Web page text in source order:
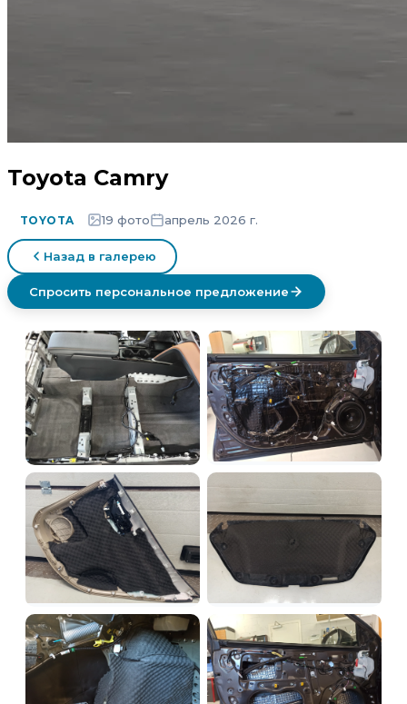
Toyota Camry
TOYOTA 19 фото апрель 2026 г.
Назад в галерею
Спросить персональное предложение